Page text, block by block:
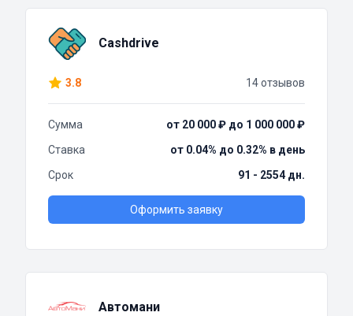
Cashdrive
3.8 14 отзывов
Сумма
от 20 000 ₽ до 1 000 000 ₽
Ставка
от 0.04% до 0.32% в день
Срок
91 - 2554 дн.
Оформить заявку
Автомани